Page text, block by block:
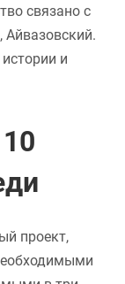
связано с
Айвазовский.
и
проект,